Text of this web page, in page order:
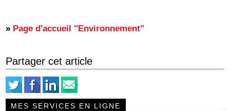
» Page d'accueil "Environnement"
Partager cet article
MES SERVICES EN LIGNE